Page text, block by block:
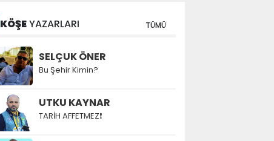
KÖŞEYAZARLARI TÜMÜ
SELÇUK ÖNER
Bu Şehir Kimin?
UTKU KAYNAR
TARİH AFFETMEZ❗